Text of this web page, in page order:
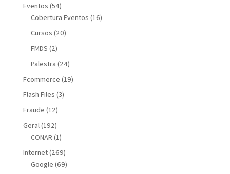
Eventos (54)
Cobertura Eventos (16)
Cursos (20)
FMDS (2)
Palestra (24)
Fcommerce (19)
Flash Files (3)
Fraude (12)
Geral(192)
CONAR (1)
Internet(269)
Google (69)